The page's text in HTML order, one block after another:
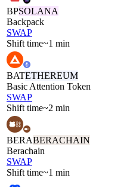
BPSOLANA
Backpack
SWAP
Shift time~1 min
BATETHEREUM
Basic Attention Token
SWAP
Shift time~2 min
BERABERACHAIN
Berachain
SWAP
Shift time~1 min